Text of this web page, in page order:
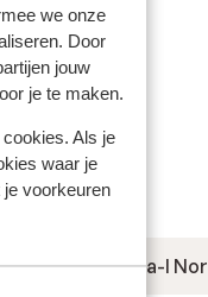
we onze
Door
jouw
je te maken.
Als je
waar je
voorkeuren
Hotel Daria-I Nor